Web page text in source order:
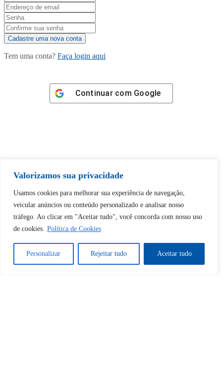
Valorizamos sua privacidade
Usamos cookies para melhorar sua experiência de navegação,
veicular anúncios ou conteúdo personalizado e analisar nosso
tráfego. Ao clicar em "Aceitar tudo", você concorda com nosso uso
de cookies. Política de Cookies
Personalizar Rejeitar tudo Aceitar tudo
Tem uma conta? Faça login aqui
Continuar com Google
Tem certeza de que deseja
desbloquear esta publicação?
Desbloquear esquerda : 0
Sim